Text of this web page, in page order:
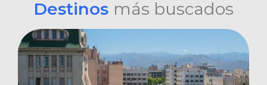
Destinos más buscados